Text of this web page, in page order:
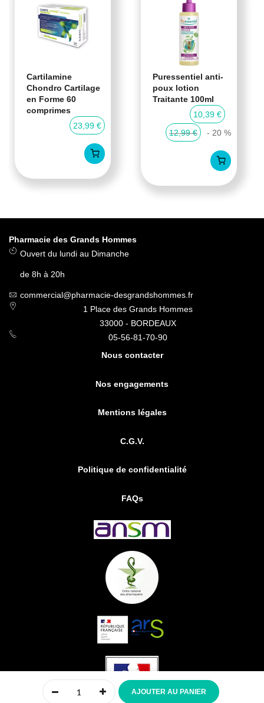
Cartilamine
Chondro Cartilage
en Forme 60
comprimes
23,99 €
Puressentiel anti-
poux lotion
Traitante 100ml
10,39 €
12,99 €
- 20 %
Pharmacie des Grands Hommes
Ouvert du lundi au Dimanche
de 8h à 20h
commercial@pharmacie-desgrandshommes.fr
1 Place des Grands Hommes
33000 - BORDEAUX
05-56-81-70-90
Nous contacter
Nos engagements
Mentions légales
C.G.V.
Politique de confidentialité
FAQs
Accueil Mon panier
AJOUTER AU PANIER